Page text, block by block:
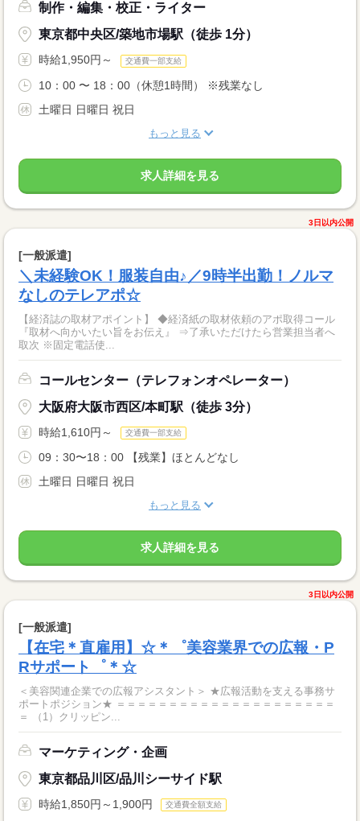
制作・編集・校正・ライター
東京都中央区/築地市場駅（徒歩 1分）
時給1,950円～ 交通費一部支給
10：00 〜 18：00（休憩1時間） ※残業なし
土曜日 日曜日 祝日
もっと見る
求人詳細を見る
3日以内公開
[一般派遣]
＼未経験OK！服装自由♪／9時半出勤！ノルマ
なしのテレアポ☆
【経済誌の取材アポイント】 ◆経済紙の取材依頼のアポ取得コール
『取材へ向かいたい旨をお伝え』 ⇒了承いただけたら営業担当者へ
取次 ※固定電話使...
コールセンター（テレフォンオペレーター）
大阪府大阪市西区/本町駅（徒歩 3分）
時給1,610円～ 交通費一部支給
09：30〜18：00 【残業】ほとんどなし
土曜日 日曜日 祝日
もっと見る
求人詳細を見る
3日以内公開
[一般派遣]
【在宅＊直雇用】☆＊゜美容業界での広報・P
Rサポート゜＊☆
＜美容関連企業での広報アシスタント＞ ★広報活動を支える事務サ
ポートポジション★ ＝＝＝＝＝＝＝＝＝＝＝＝＝＝＝＝＝＝＝＝＝
＝ （1）クリッピン...
マーケティング・企画
東京都品川区/品川シーサイド駅
時給1,850円～1,900円 交通費全額支給